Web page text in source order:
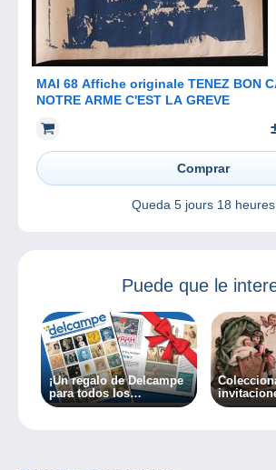
MAI 68 Affiche originale TENEZ BON
NOTRE ARME C'EST LA GREVE
Comprar
Queda 5 jours 18 heures
Puede que le
¡Un regalo de Delcampe
para todos los
coleccionistas!